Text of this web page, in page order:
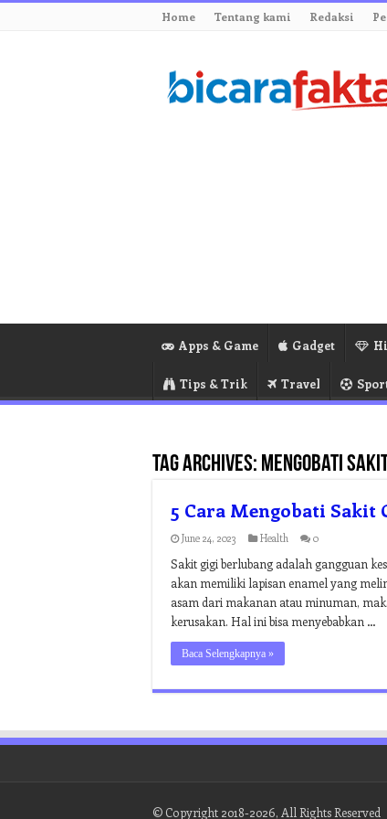
Home Tentang kami Redaksi
Apps & Game Gadget
Tips & Trik Travel
Tag Archives: mengobati
5 Cara Mengobati Sakit
June 24, 2023 Health 0
Sakit gigi berlubang adalah gangguan
akan memiliki lapisan enamel yang
asam dari makanan atau minuman,
kerusakan. Hal ini bisa menyebabkan …
Baca Selengkapnya »
© Copyright 2018-2026, All Rights Reserved